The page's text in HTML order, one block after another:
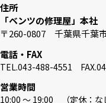
住所
「ベンツの修理屋」本社
〒260-0807 千葉県千葉
電話・FAX
TEL.043-488-4551
営業時間
10:00 〜 19:00 （定休：な